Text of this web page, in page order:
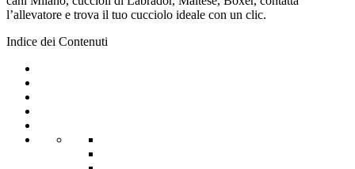
l’allevatore e trova il tuo cucciolo ideale con un clic.
Indice dei Contenuti